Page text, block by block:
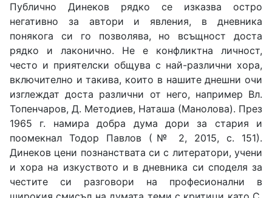
Публично Динеков рядко се изказва остро
негативно за автори и явления, в дневника
понякога си го позволява, но всъщност доста
рядко и лаконично. Не е конфликтна личност,
често и приятелски общува с най-различни хора,
включително и такива, които в нашите днешни очи
изглеждат доста различни от него, например Вл.
Топенчаров, Д. Методиев, Наташа (Манолова). През
1965 г. намира добра дума дори за стария и
поомекнал Тодор Павлов (№ 2, 2015, с. 151).
Динеков цени познанствата си с литератори, учени
и хора на изкуството и в дневника си споделя за
честите си разговори на професионални в